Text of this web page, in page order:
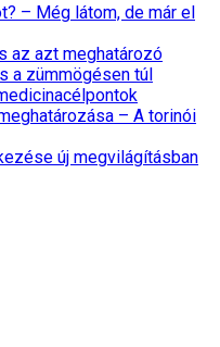
– Még látom, de már el
az azt meghatározó
a zümmögésen túl
– A torinói
új megvilágításban